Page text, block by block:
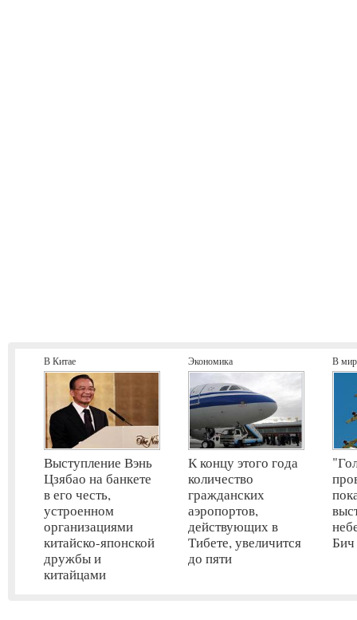
В Китае
Выступление Вэнь
Цзябао на банкете
в его честь,
устроенном
организациями
китайско-японской
дружбы и
китайцами
Экономика
К концу этого года
количество
гражданских
аэропортов,
действующих в
Тибете, увеличится
до пяти
В
Бич